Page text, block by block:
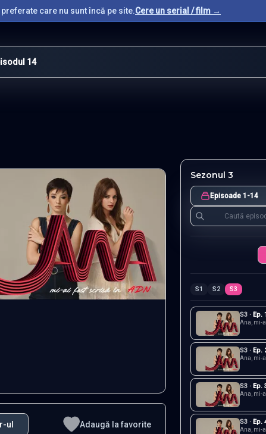
care nu sunt încă pe site.Cere un serial / film →
14
ul Adaugă la favorite
Sezonul 3
Episoade 1-14
S1 S2 S3
S3 · Ep.
Ana, mi-
S3 · Ep.
Ana, mi-
S3 · Ep.
Ana, mi-
S3 · Ep.
Ana, mi-